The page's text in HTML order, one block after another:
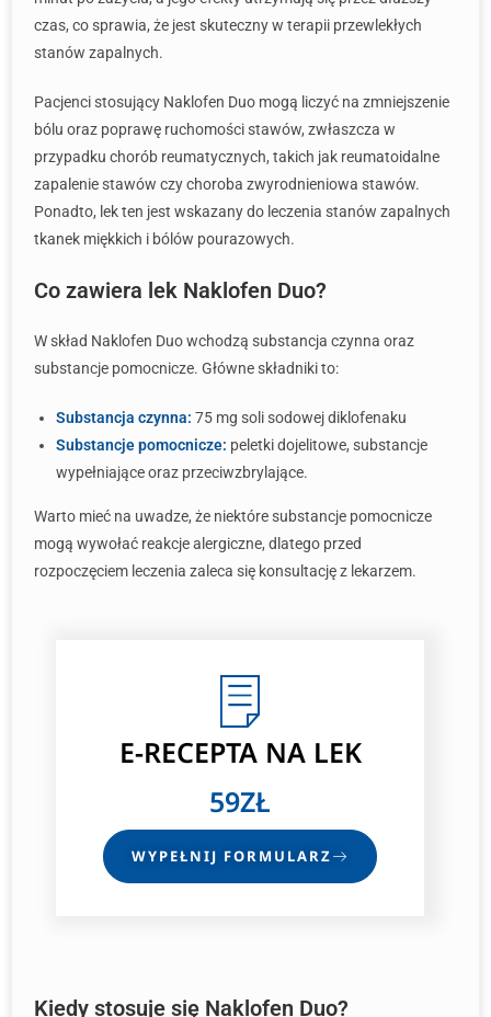
czas, co sprawia, że jest skuteczny w terapii przewlekłych
stanów zapalnych.
Pacjenci stosujący Naklofen Duo mogą liczyć na zmniejszenie
bólu oraz poprawę ruchomości stawów, zwłaszcza w
przypadku chorób reumatycznych, takich jak reumatoidalne
zapalenie stawów czy choroba zwyrodnieniowa stawów.
Ponadto, lek ten jest wskazany do leczenia stanów zapalnych
tkanek miękkich i bólów pourazowych.
Co zawiera lek Naklofen Duo?
W skład Naklofen Duo wchodzą substancja czynna oraz
substancje pomocnicze. Główne składniki to:
Substancja czynna: 75 mg soli sodowej diklofenaku
Substancje pomocnicze: peletki dojelitowe, substancje
wypełniające oraz przeciwzbrylające.
Warto mieć na uwadze, że niektóre substancje pomocnicze
mogą wywołać reakcje alergiczne, dlatego przed
rozpoczęciem leczenia zaleca się konsultację z lekarzem.
E-RECEPTANA LEK
59ZŁ
WYPEŁNIJ FORMULARZ
Kiedy stosuje się Naklofen Duo?